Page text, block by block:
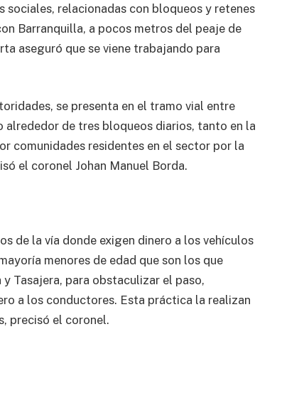
sociales, relacionadas con bloqueos y retenes
Barranquilla, a pocos metros del peaje de
aseguró que se viene trabajando para
se presenta en el tramo vial entre
alrededor de tres bloqueos diarios, tanto en la
comunidades residentes en el sector por la
el coronel Johan Manuel Borda.
de la vía donde exigen dinero a los vehículos
menores de edad que son los que
Tasajera, para obstaculizar el paso,
a los conductores. Esta práctica la realizan
precisó el coronel.